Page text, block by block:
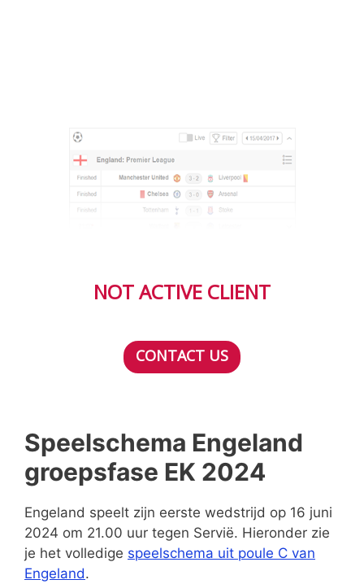
NOT ACTIVE CLIENT
CONTACT US
Speelschema Engeland
groepsfase EK 2024
Engeland speelt zijn eerste wedstrijd op 16 juni
2024 om 21.00 uur tegen Servië. Hieronder zie
je het volledige speelschema uit poule C van
Engeland.